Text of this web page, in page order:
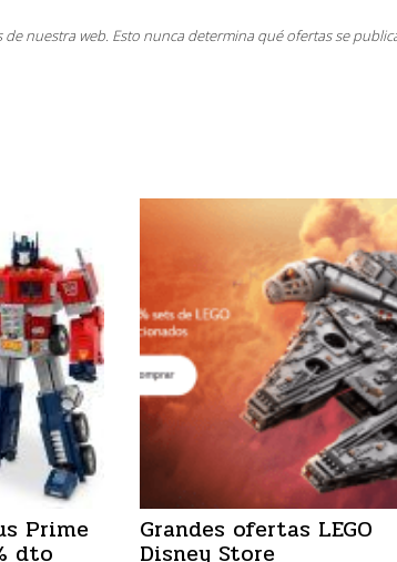
nuestra web. Esto nunca determina qué ofertas se
Prime
dto
Grandes ofertas LEGO
Disney Store